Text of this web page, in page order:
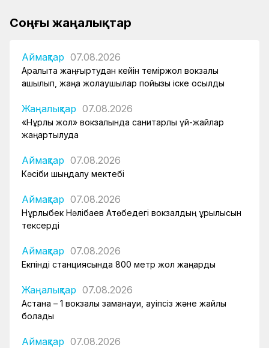
Соңғы жаңалықтар
Аймақтар 07.08.2026
Арқалықта жаңғыртудан кейін теміржол вокзалы
ашылып, жаңа жолаушылар пойызы іске қосылды
Жаңалықтар 07.08.2026
«Нұрлы жол» вокзалында санитарлық үй-жайлар
жаңартылуда
Аймақтар 07.08.2026
Кәсіби шыңдалу мектебі
Аймақтар 07.08.2026
Нұрлыбек Нәлібаев Ақтөбедегі вокзалдың құрылысын
тексерді
Аймақтар 07.08.2026
Екпінді станциясында 800 метр жол жаңарды
Жаңалықтар 07.08.2026
Астана – 1 вокзалы заманауи, қауіпсіз және жайлы
болады
Аймақтар 07.08.2026